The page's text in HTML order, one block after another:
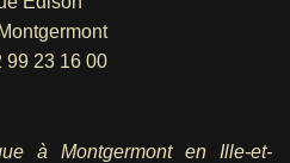
99 23 16 00
à Montgermont en Ille-et-